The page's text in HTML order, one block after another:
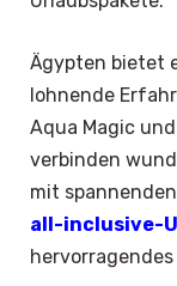
Ägypten bietet
lohnende
Aqua Magic
verbinden
mit
all-inclusive-